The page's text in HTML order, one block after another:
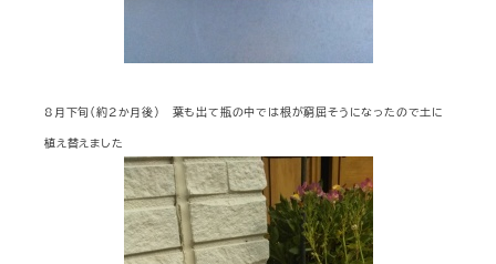
８月下旬（約２か月後） 葉も出て瓶の中では根が窮屈そうになったので土に
植え替えました